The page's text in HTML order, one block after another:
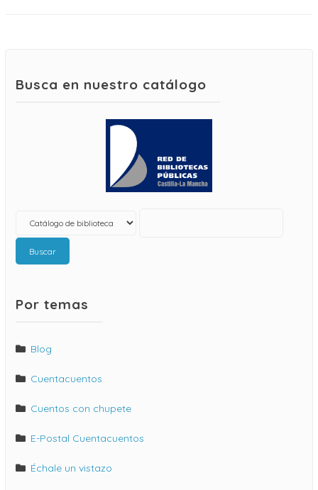
Busca en nuestro catálogo
Buscar
Por temas
Blog
Cuentacuentos
Cuentos con chupete
E-Postal Cuentacuentos
Échale un vistazo